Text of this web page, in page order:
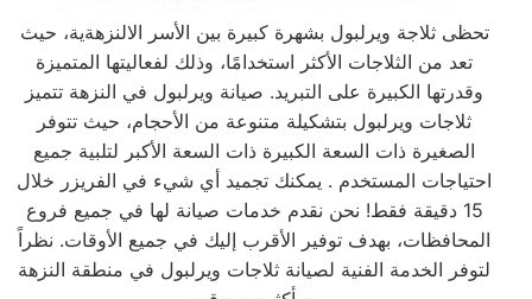
تحظى ثلاجة ويرلبول بشهرة كبيرة بين الأسر الالنزهةية، حيث
تعد من الثلاجات الأكثر استخدامًا، وذلك لفعاليتها المتميزة
وقدرتها الكبيرة على التبريد. صيانة ويرلبول في النزهة تتميز
ثلاجات ويرلبول بتشكيلة متنوعة من الأحجام، حيث تتوفر
الصغيرة ذات السعة الكبيرة ذات السعة الأكبر لتلبية جميع
احتياجات المستخدم . يمكنك تجميد أي شيء في الفريزر خلال
15 دقيقة فقط! نحن نقدم خدمات صيانة لها في جميع فروع
المحافظات، بهدف توفير الأقرب إليك في جميع الأوقات. نظراً
لتوفر الخدمة الفنية لصيانة ثلاجات ويرلبول في منطقة النزهة